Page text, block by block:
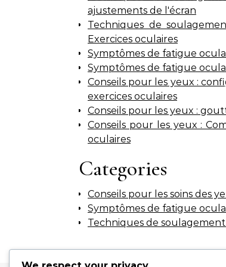
ajustements de l'écran
Techniques de
Exercices oculaires
Symptômes de fatigue
Symptômes de fatigue
Conseils pour les yeux :
exercices oculaires
Conseils pour les yeux :
Conseils pour les yeux :
oculaires
Categories
Conseils pour les soins des
Symptômes de fatigue
Techniques de